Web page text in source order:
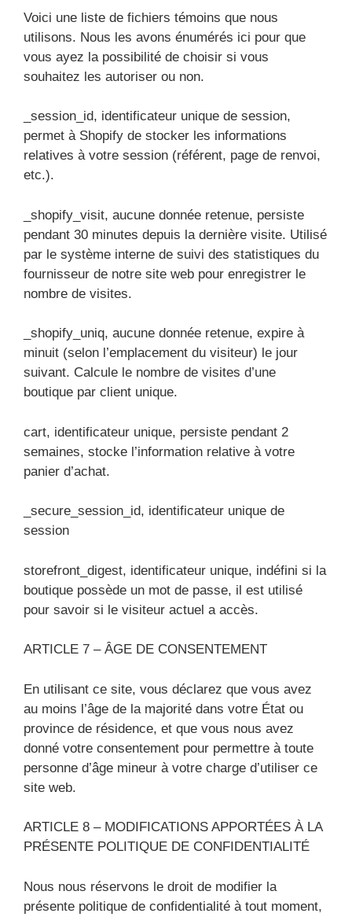
Voici une liste de fichiers témoins que nous
utilisons. Nous les avons énumérés ici pour que
vous ayez la possibilité de choisir si vous
souhaitez les autoriser ou non.
_session_id, identificateur unique de session,
permet à Shopify de stocker les informations
relatives à votre session (référent, page de renvoi,
etc.).
_shopify_visit, aucune donnée retenue, persiste
pendant 30 minutes depuis la dernière visite. Utilisé
par le système interne de suivi des statistiques du
fournisseur de notre site web pour enregistrer le
nombre de visites.
_shopify_uniq, aucune donnée retenue, expire à
minuit (selon l’emplacement du visiteur) le jour
suivant. Calcule le nombre de visites d’une
boutique par client unique.
cart, identificateur unique, persiste pendant 2
semaines, stocke l’information relative à votre
panier d’achat.
_secure_session_id, identificateur unique de
session
storefront_digest, identificateur unique, indéfini si la
boutique possède un mot de passe, il est utilisé
pour savoir si le visiteur actuel a accès.
ARTICLE 7 – ÂGE DE CONSENTEMENT
En utilisant ce site, vous déclarez que vous avez
au moins l’âge de la majorité dans votre État ou
province de résidence, et que vous nous avez
donné votre consentement pour permettre à toute
personne d’âge mineur à votre charge d’utiliser ce
site web.
ARTICLE 8 – MODIFICATIONS APPORTÉES À LA
PRÉSENTE POLITIQUE DE CONFIDENTIALITÉ
Nous nous réservons le droit de modifier la
présente politique de confidentialité à tout moment,